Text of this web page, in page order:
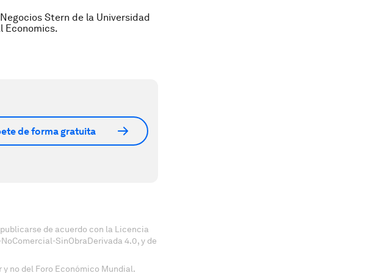
Stern de la Universidad
Economics.
de forma gratuita
de acuerdo con la Licencia
SinObraDerivada 4.0, y de
no del Foro Económico Mundial.